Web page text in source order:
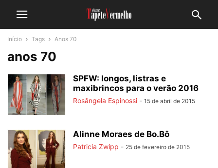
Início Tags Anos 70
anos 70
SPFW: longos, listras e
maxibrincos para o verão 2016
Rosângela Espinossi - 15 de abril de 2015
Alinne Moraes de Bo.Bô
Patricia Zwipp - 25 de fevereiro de 2015